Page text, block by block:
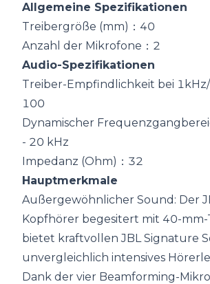
Allgemeine Spezifikationen
Treibergröße (mm)：40
Anzahl der Mikrofone：2
Audio-Spezifikationen
Treiber-Empfindlichkeit bei 1kHz/
100
Dynamischer
- 20 kHz
Impedanz (Ohm)：32
Hauptmerkmale
Außergewöhnlicher Sound: Der
Kopfhörer begesitert mit 40-
bietet kraftvollen JBL Signature
unvergleichlich intensives
Dank der vier Beamforming-